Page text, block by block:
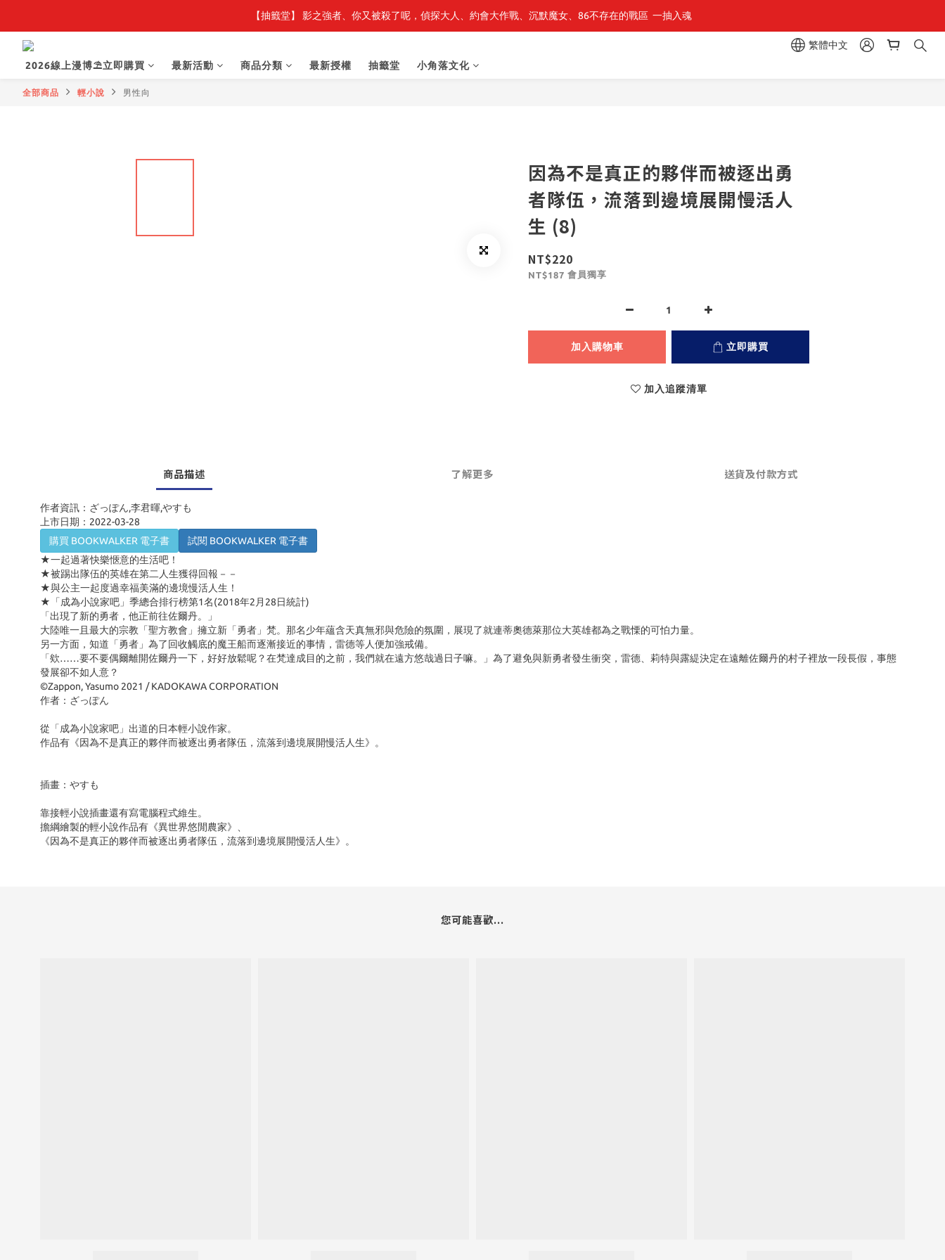
最新開賣🔥「全知讀者視角」 周邊商品
【抽籤堂】 影之強者、你又被殺了呢，偵探大人、約會大作戰、沉默魔女、86不存在的戰區  一抽入魂
繁體中文
2026線上漫博⛱️立即購買
最新活動 商品分類 最新授權 抽籤堂 小角落文化
全部商品 輕小說 男性向
因為不是真正的夥伴而被逐出勇
者隊伍，流落到邊境展開慢活人
生 (8)
NT$220
NT$187 會員獨享
加入購物車 立即購買
加入追蹤清單
商品描述 了解更多 送貨及付款方式
作者資訊：ざっぽん,李君暉,やすも
上市日期：2022-03-28
購買 BOOKWALKER 電子書
試閱 BOOKWALKER 電子書
★一起過著快樂愜意的生活吧！
★被踢出隊伍的英雄在第二人生獲得回報－－
★與公主一起度過幸福美滿的邊境慢活人生！
★「成為小說家吧」季總合排行榜第1名(2018年2月28日統計)
「出現了新的勇者，他正前往佐爾丹。」
大陸唯一且最大的宗教「聖方教會」擁立新「勇者」梵。那名少年蘊含天真無邪與危險的氛圍，展現了就連蒂奧德萊那位大英雄都為之戰慄的可怕力量。
另一方面，知道「勇者」為了回收觸底的魔王船而逐漸接近的事情，雷德等人便加強戒備。
「欸……要不要偶爾離開佐爾丹一下，好好放鬆呢？在梵達成目的之前，我們就在遠方悠哉過日子嘛。」為了避免與新勇者發生衝突，雷德、莉特與露緹決定在遠離佐爾丹的村子裡放一段長假，事態
發展卻不如人意？
©Zappon, Yasumo 2021 / KADOKAWA CORPORATION
作者：ざっぽん
從「成為小說家吧」出道的日本輕小說作家。
作品有《因為不是真正的夥伴而被逐出勇者隊伍，流落到邊境展開慢活人生》。
插畫：やすも
靠接輕小說插畫還有寫電腦程式維生。
擔綱繪製的輕小說作品有《異世界悠閒農家》、
《因為不是真正的夥伴而被逐出勇者隊伍，流落到邊境展開慢活人生》。
您可能喜歡...